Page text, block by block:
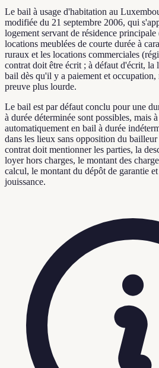
Le bail à usage d'habitation au
modifiée du 21 septembre 2006, qui
logement servant de résidence
locations meublées de courte durée à
ruraux et les locations commerciales
contrat doit être écrit ; à défaut d'écrit, la
bail dès qu'il y a paiement et occupation,
preuve plus lourde.
Le bail est par défaut conclu pour une
à durée déterminée sont possibles, mais
automatiquement en bail à durée
dans les lieux sans opposition du
contrat doit mentionner les parties, la
loyer hors charges, le montant des
calcul, le montant du dépôt de garantie
jouissance.